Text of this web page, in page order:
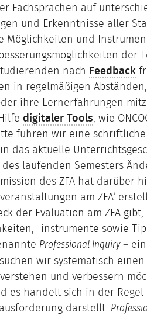
Fachsprachen auf
und Erkenntnisse aller
Möglichkeiten und
der
nach Feedback
in regelmäßigen
ihre Lernerfahrungen
digitaler Tools, wie
führen wir eine schriftliche
das aktuelle
laufenden Semesters
des ZFA hat darüber
am ZFA‘
der Evaluation am ZFA
-instrumente sowie
Professional Inquiry–
wir systematisch
und verbessern
es handelt sich in der Regel
darstellt.